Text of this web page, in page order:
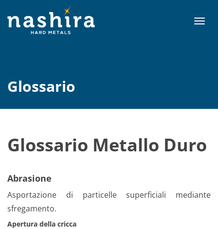
T
v
a
t
Glossario
Glossario Metallo Duro
Abrasione
Asportazione di particelle superficiali mediante
sfregamento.
Apertura della cricca